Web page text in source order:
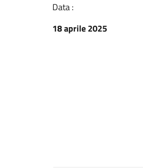
Data :
18 aprile 2025